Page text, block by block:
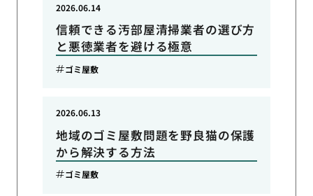
信頼できる汚部屋清掃業者の選び方
と悪徳業者を避ける極意
2026.06.14
ゴミ屋敷
地域のゴミ屋敷問題を野良猫の保護
から解決する方法
2026.06.13
ゴミ屋敷